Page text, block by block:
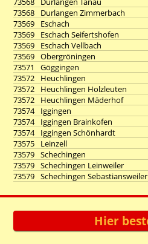
73568
Durlangen Zimmerbach
73569
Eschach
73569
Eschach Seifertshofen
73569
Eschach Vellbach
73569 Obergröningen
73571
Göggingen
73572
Heuchlingen
73572
Heuchlingen Holzleuten
73572
Heuchlingen Mäderhof
73574
Iggingen
73574
Iggingen Brainkofen
73574
Iggingen Schönhardt
73575
Leinzell
73579 Schechingen
73579 Schechingen Leinweiler
73579 Schechingen Sebastiansweiler